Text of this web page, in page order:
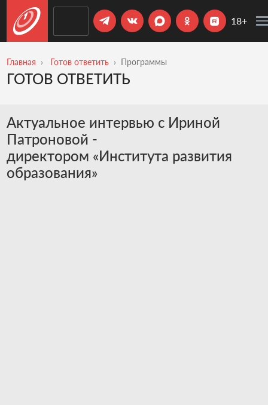
18+
Главная Готов ответить Программы
ГОТОВ ОТВЕТИТЬ
Актуальное интервью с Ириной
Патроновой -
директором «Института развития
образования»